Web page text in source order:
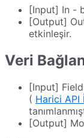
[Input] In -
[Output]
etkinleşir.
Veri
[Input]
( Harici API
[Output]